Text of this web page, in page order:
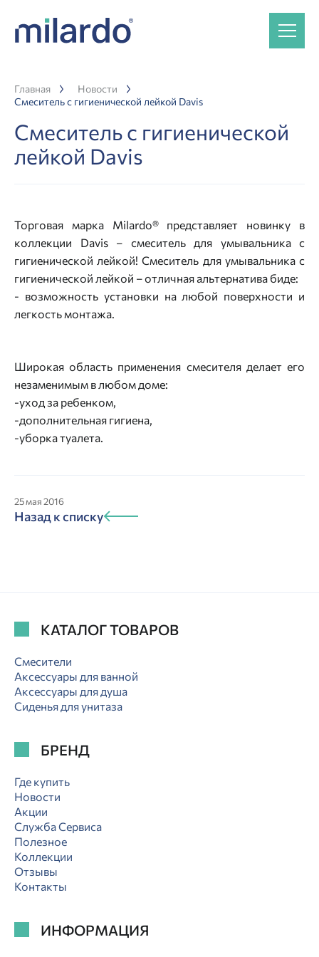
Главная
Новости
Смеситель с гигиенической лейкой Davis
Смеситель с гигиенической
лейкой Davis
Торговая марка Milardo® представляет новинку в
коллекции Davis – смеситель для умывальника с
гигиенической лейкой! Смеситель для умывальника с
гигиенической лейкой – отличная альтернатива биде:
- возможность установки на любой поверхности и
легкость монтажа.
Широкая область применения смесителя делает его
незаменимым в любом доме:
-уход за ребенком,
-дополнительная гигиена,
-уборка туалета.
Назад к списку
25 мая 2016
КАТАЛОГ ТОВАРОВ
Смесители
Аксессуары для ванной
Аксессуары для душа
Сиденья для унитаза
БРЕНД
Где купить
Новости
Акции
Служба Сервиса
Полезное
Коллекции
Отзывы
Контакты
ИНФОРМАЦИЯ